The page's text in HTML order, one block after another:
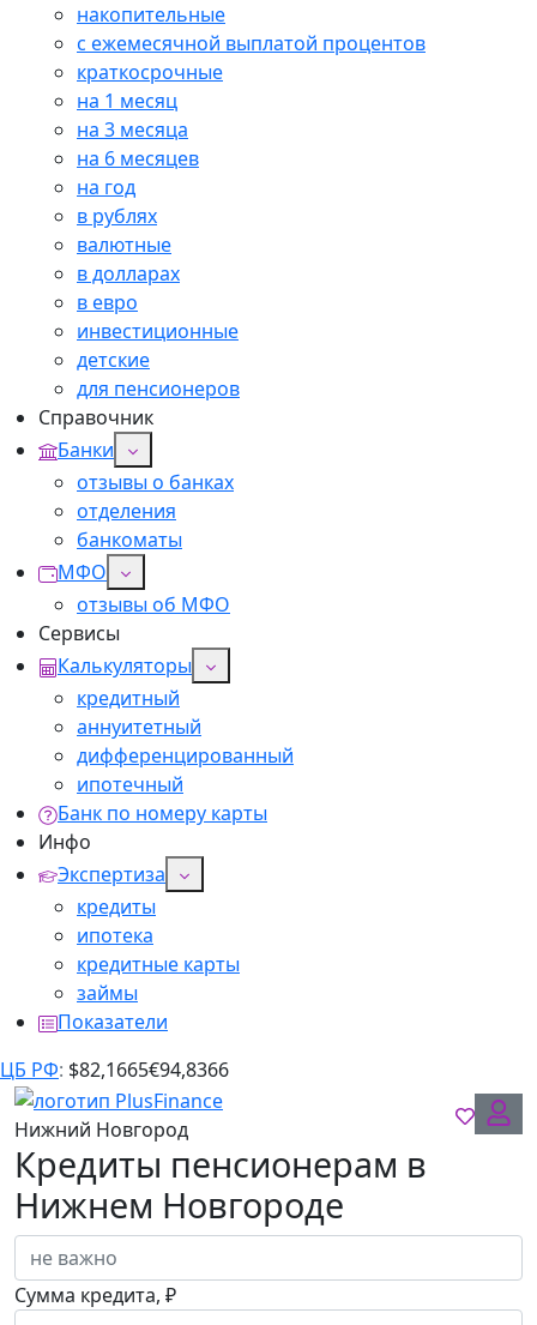
накопительные
с ежемесячной выплатой процентов
краткосрочные
на 1 месяц
на 3 месяца
на 6 месяцев
на год
в рублях
валютные
в долларах
в евро
инвестиционные
детские
для пенсионеров
Справочник
Банки
отзывы о банках
отделения
банкоматы
МФО
отзывы об МФО
Сервисы
Калькуляторы
кредитный
аннуитетный
дифференцированный
ипотечный
Банк по номеру карты
Инфо
Экспертиза
кредиты
ипотека
кредитные карты
займы
Показатели
ЦБ РФ: $82,1665€94,8366
Нижний Новгород
Кредиты пенсионерам в
Нижнем Новгороде
Сумма кредита, ₽